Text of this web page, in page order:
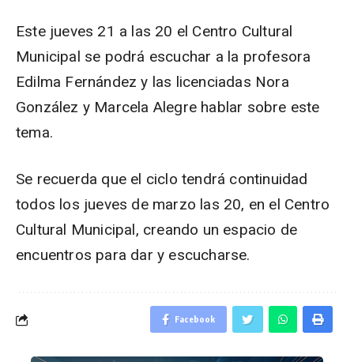
Este jueves 21 a las 20 el Centro Cultural
Municipal se podrá escuchar a la profesora
Edilma Fernández y las licenciadas Nora
González y Marcela Alegre hablar sobre este
tema.
Se recuerda que el ciclo tendrá continuidad
todos los jueves de marzo las 20, en el Centro
Cultural Municipal, creando un espacio de
encuentros para dar y escucharse.
Facebook